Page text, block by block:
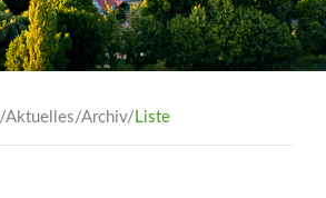
/Aktuelles/Archiv/Liste